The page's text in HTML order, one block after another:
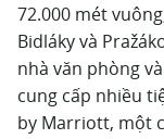
72.000 mét
Bidláky và
nhà văn phòng
cung cấp nhiều
by Marriott, một